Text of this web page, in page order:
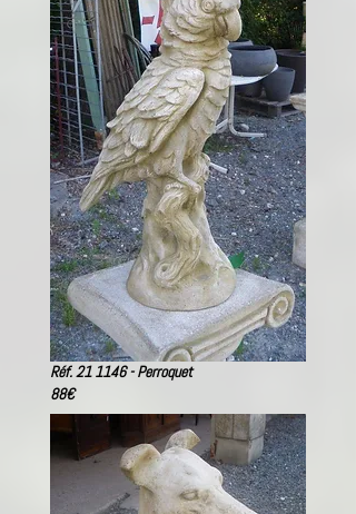
Réf. 21 1146 - Perroquet
88€